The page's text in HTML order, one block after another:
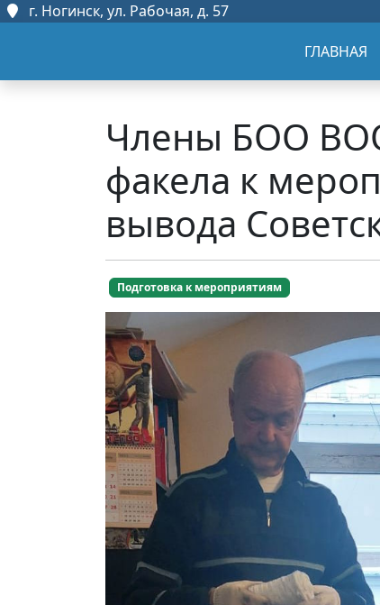
г. Ногинск, ул. Рабочая, д. 57
ГЛАВНАЯ
Члены БОО
факела к
вывода
Подготовка к мероприятиям